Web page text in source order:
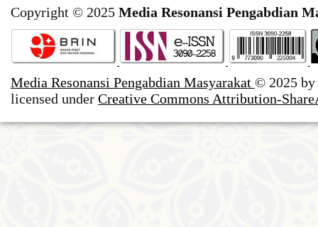
Copyright © 2025 Media Resonansi Pengabdian
Media Resonansi Pengabdian Masyarakat © 2025 by
licensed under Creative Commons Attribution-